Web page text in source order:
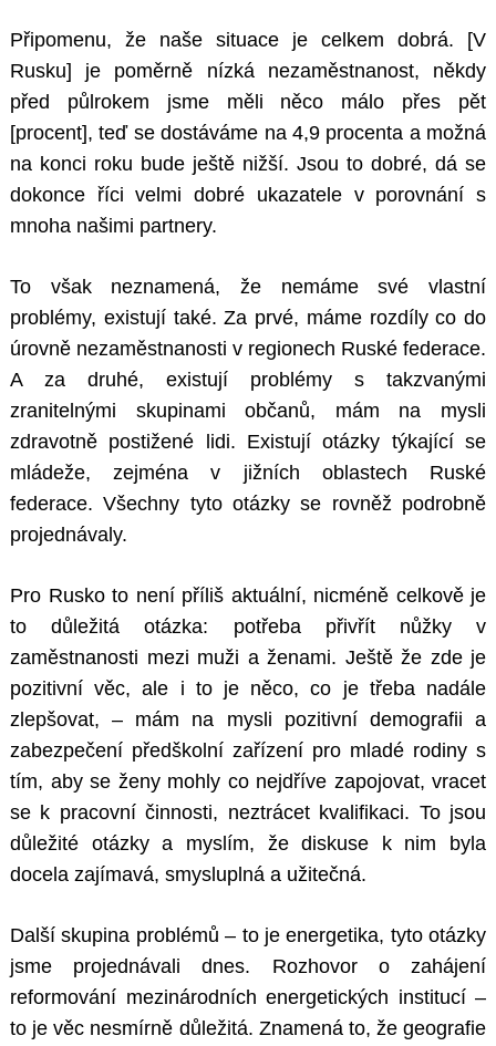
Připomenu, že naše situace je celkem dobrá. [V
Rusku] je poměrně nízká nezaměstnanost, někdy
před půlrokem jsme měli něco málo přes pět
[procent], teď se dostáváme na 4,9 procenta a možná
na konci roku bude ještě nižší. Jsou to dobré, dá se
dokonce říci velmi dobré ukazatele v porovnání s
mnoha našimi partnery.
To však neznamená, že nemáme své vlastní
problémy, existují také. Za prvé, máme rozdíly co do
úrovně nezaměstnanosti v regionech Ruské federace.
A za druhé, existují problémy s takzvanými
zranitelnými skupinami občanů, mám na mysli
zdravotně postižené lidi. Existují otázky týkající se
mládeže, zejména v jižních oblastech Ruské
federace. Všechny tyto otázky se rovněž podrobně
projednávaly.
Pro Rusko to není příliš aktuální, nicméně celkově je
to důležitá otázka: potřeba přivřít nůžky v
zaměstnanosti mezi muži a ženami. Ještě že zde je
pozitivní věc, ale i to je něco, co je třeba nadále
zlepšovat, – mám na mysli pozitivní demografii a
zabezpečení předškolní zařízení pro mladé rodiny s
tím, aby se ženy mohly co nejdříve zapojovat, vracet
se k pracovní činnosti, neztrácet kvalifikaci. To jsou
důležité otázky a myslím, že diskuse k nim byla
docela zajímavá, smysluplná a užitečná.
Další skupina problémů – to je energetika, tyto otázky
jsme projednávali dnes. Rozhovor o zahájení
reformování mezinárodních energetických institucí ­–
to je věc nesmírně důležitá. Znamená to, že geografie